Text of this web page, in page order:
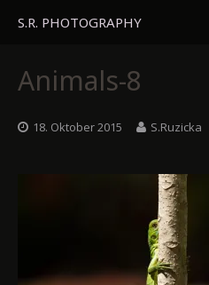
S.R. PHOTOGRAPHY
Animals-8
18. Oktober 2015 S.Ruzicka